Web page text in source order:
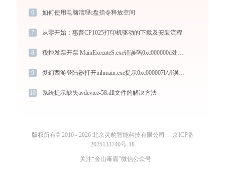
6 如何使用电脑清理c盘指令释放空间
7 从零开始：惠普CP1025打印机驱动的下载及安装流程
8
9 梦幻西游登陆器打开mhmain.exe提示0xc000007b错误码怎么办
10 系统提示缺失avdevice-58.dll文件的解决方法
版权所有© 2010 - 2026 北京灵豹智能科技有限公司
京ICP备
2025133740号-18
关注“金山毒霸”微信公众号